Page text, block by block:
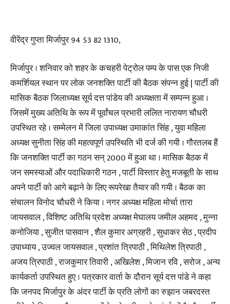
वीरेंद्र गुप्ता मिर्जापुर 94 53 82 1310,
मिर्जापुर । शनिवार को शहर के कचहरी पेट्रोल पम्प के पास एक निजी
कमर्शियल स्थान पर लोक जनशक्ति पार्टी की बैठक संपन्न हुई | पार्टी की
मासिक बैठक जिलाध्यक्ष सूर्य दत्त पांडेय की अध्यक्षता में सम्पन्न हुआ ।
जिसमें मुख्य अतिथि के रूप में पूर्वांचल प्रभारी ललित नारायण चौधरी
उपस्थित रहे । सम्मेलन में जिला उपाध्यक्ष उमाकांत सिंह , युवा महिला
अध्यक्ष सुनीता सिंह की महत्वपूर्ण उपस्थिति भी दर्ज की गयी । गौरतलब हैं
कि जनशक्ति पार्टी का गठन सन् 2000 में हुआ था । मासिक बैठक में
जन समस्याओं और पदाधिकारी गठन , पार्टी विस्तार हेतु मजबूती के साथ
अपने पार्टी को आगे बढ़ाने के लिए रूपरेखा तैयार की गयी । बैठक का
संचालन विनोद चौधरी ने किया । नगर अध्यक्ष महिला मोर्चा तारा
जायसवाल , विशिष्ट अतिथि प्रदेश अध्यक्ष मेघालय जमील अहमद , मुन्ना
कनोजिया , सुजीत पासवान , शैल कुमार अग्रहरी , सुधाकर सेठ , प्रदीप
उपाध्याय , उज्वल जायसवाल , प्रशांत त्रिपाठी , मिथिलेश त्रिपाठी ,
अजय त्रिपाठी , राजकुमार तिवारी , अखिलेश , मिजान रवि , सरोज , अन्य
कार्यकर्ता उपस्थित हुए । पत्रकार वार्ता के दौरान सूर्य दत्त पांडे ने कहा
कि जनपद मिर्जापुर के अंदर पार्टी के प्रति लोगों का रुझान जबरदस्त